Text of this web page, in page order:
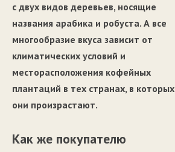
с двух видов деревьев, носящие
названия арабика и робуста. А все
многообразие вкуса зависит от
климатических условий и
месторасположения кофейных
плантаций в тех странах, в которых
они произрастают.
Как же покупателю